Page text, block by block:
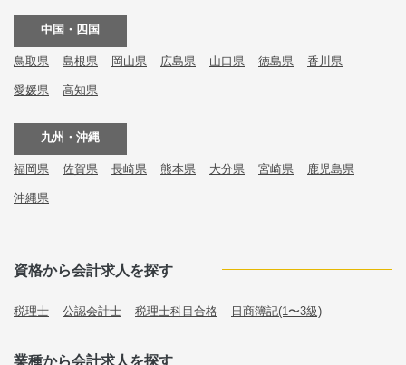
中国・四国
鳥取県 島根県 岡山県 広島県 山口県 徳島県 香川県
愛媛県 高知県
九州・沖縄
福岡県 佐賀県 長崎県 熊本県 大分県 宮崎県 鹿児島県
沖縄県
資格から会計求人を探す
税理士 公認会計士 税理士科目合格 日商簿記(1〜3級)
業種から会計求人を探す